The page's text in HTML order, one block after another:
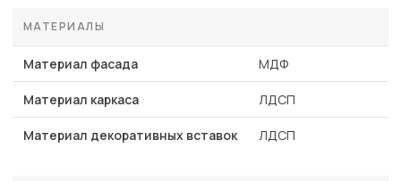
МАТЕРИАЛЫ
Материал фасада МДФ
Материал каркаса ЛДСП
Материал декоративных вставок ЛДСП